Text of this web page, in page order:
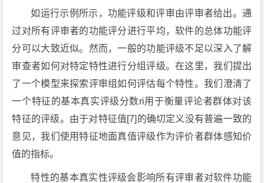
如运行示例所示，功能评级和评审由评审者给出。通
过对所有评审者的功能评分进行平均，软件的总体功能评
分可以大致近似。然而，一般的功能评级不足以深入了解
审查者如何对特定特性进行分组评级。在这里，我们提出
了一个模型来探索评审组如何评估每个特性。我们澄清了
一个特征的基本真实评级分数ri用于衡量评论者群体对该
特征的评级。由于对特征值[7]的确切定义没有普遍一致的
意见，我们使用特征地面真值评级作为评价者群体感知价
值的指标。
特性的基本真实性评级会影响所有评审者对软件功能